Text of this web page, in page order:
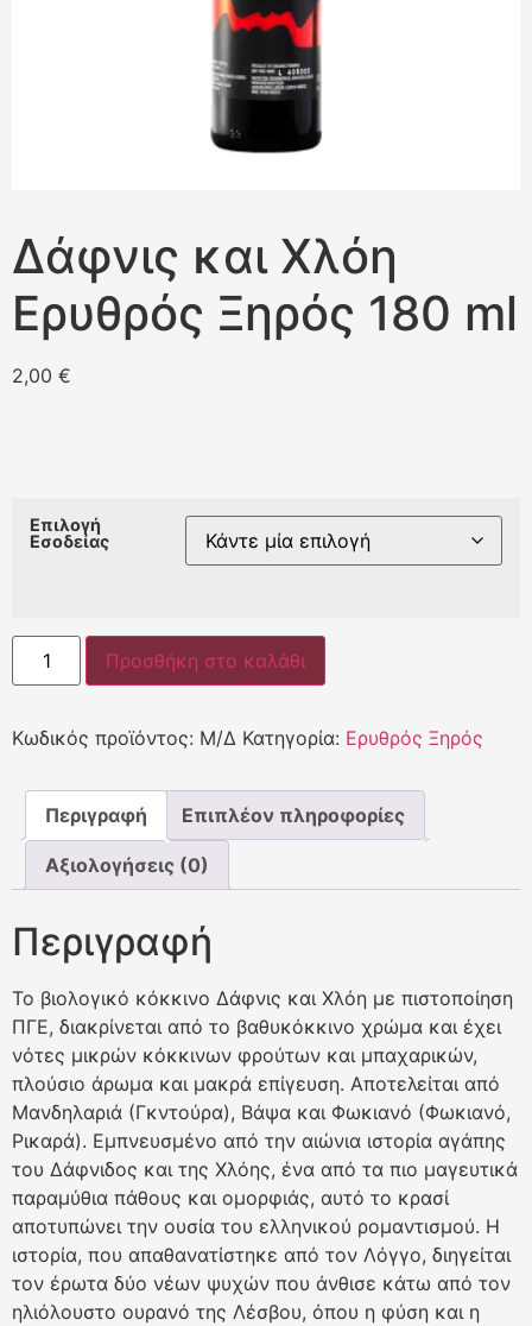
Δάφνις και Χλόη
Ερυθρός Ξηρός 180 ml
2,00 €
Επιλογή
Εσοδείας
Προσθήκη στο καλάθι
Κωδικός προϊόντος: Μ/Δ Κατηγορία: Ερυθρός Ξηρός
Περιγραφή Επιπλέον πληροφορίες
Αξιολογήσεις (0)
Περιγραφή
Το βιολογικό κόκκινο Δάφνις και Χλόη με πιστοποίηση
ΠΓΕ, διακρίνεται από το βαθυκόκκινο χρώμα και έχει
νότες μικρών κόκκινων φρούτων και μπαχαρικών,
πλούσιο άρωμα και μακρά επίγευση. Αποτελείται από
Μανδηλαριά (Γκντούρα), Βάψα και Φωκιανό (Φωκιανό,
Ρικαρά). Εμπνευσμένο από την αιώνια ιστορία αγάπης
του Δάφνιδος και της Χλόης, ένα από τα πιο μαγευτικά
παραμύθια πάθους και ομορφιάς, αυτό το κρασί
αποτυπώνει την ουσία του ελληνικού ρομαντισμού. Η
ιστορία, που απαθανατίστηκε από τον Λόγγο, διηγείται
τον έρωτα δύο νέων ψυχών που άνθισε κάτω από τον
ηλιόλουστο ουρανό της Λέσβου, όπου η φύση και η